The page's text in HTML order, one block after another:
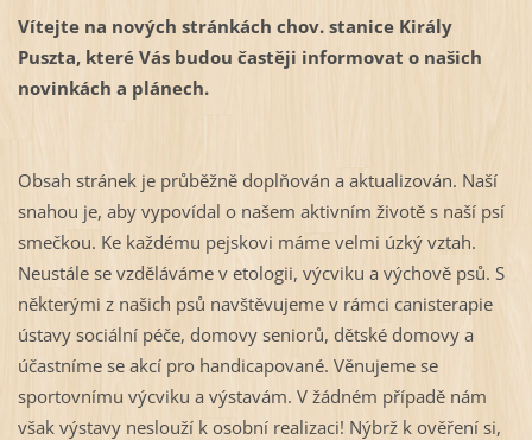
Vítejte na nových stránkách chov. stanice Király
Puszta, které Vás budou častěji informovat o našich
novinkách a plánech.
Obsah stránek je průběžně doplňován a aktualizován. Naší
snahou je, aby vypovídal o našem aktivním životě s naší psí
smečkou. Ke každému pejskovi máme velmi úzký vztah.
Neustále se vzděláváme v etologii, výcviku a výchově psů. S
některými z našich psů navštěvujeme v rámci canisterapie
ústavy sociální péče, domovy seniorů, dětské domovy a
účastníme se akcí pro handicapované. Věnujeme se
sportovnímu výcviku a výstavám. V žádném případě nám
však výstavy neslouží k osobní realizaci! Nýbrž k ověření si,